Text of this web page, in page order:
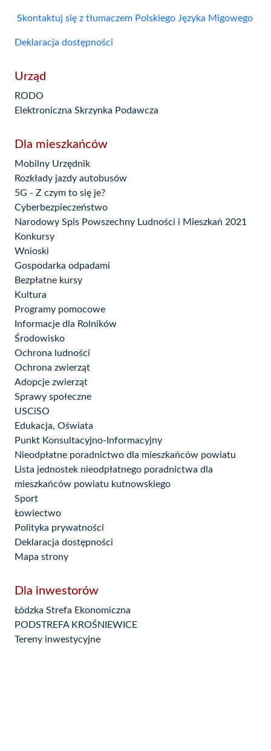
Skontaktuj się z tłumaczem Polskiego Języka Migowego
Deklaracja dostępności
Urząd
RODO
Elektroniczna Skrzynka Podawcza
Dla mieszkańców
Mobilny Urzędnik
Rozkłady jazdy autobusów
5G - Z czym to się je?
Cyberbezpieczeństwo
Narodowy Spis Powszechny Ludności i Mieszkań 2021
Konkursy
Wnioski
Gospodarka odpadami
Bezpłatne kursy
Kultura
Programy pomocowe
Informacje dla Rolników
Środowisko
Ochrona ludności
Ochrona zwierząt
Adopcje zwierząt
Sprawy społeczne
USCiSO
Edukacja, Oświata
Punkt Konsultacyjno-Informacyjny
Nieodpłatne poradnictwo dla mieszkańców powiatu
Lista jednostek nieodpłatnego poradnictwa dla
mieszkańców powiatu kutnowskiego
Sport
Łowiectwo
Polityka prywatności
Deklaracja dostępności
Mapa strony
Dla inwestorów
Łódzka Strefa Ekonomiczna
PODSTREFA KROŚNIEWICE
Tereny inwestycyjne